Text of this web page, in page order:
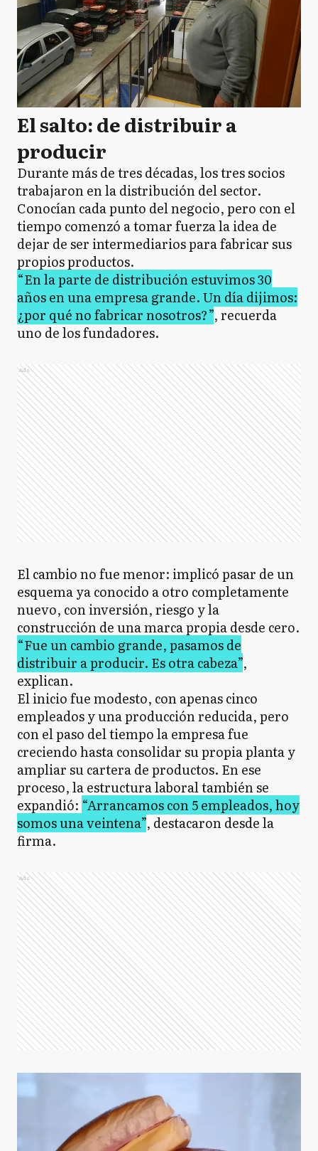
El salto: de distribuir a
producir
Durante más de tres décadas, los tres socios
trabajaron en la distribución del sector.
Conocían cada punto del negocio, pero con el
tiempo comenzó a tomar fuerza la idea de
dejar de ser intermediarios para fabricar sus
propios productos.
“En la parte de distribución estuvimos 30
años en una empresa grande. Un día dijimos:
¿por qué no fabricar nosotros?”, recuerda
uno de los fundadores.
Ads
El cambio no fue menor: implicó pasar de un
esquema ya conocido a otro completamente
nuevo, con inversión, riesgo y la
construcción de una marca propia desde cero.
“Fue un cambio grande, pasamos de
distribuir a producir. Es otra cabeza”,
explican.
El inicio fue modesto, con apenas cinco
empleados y una producción reducida, pero
con el paso del tiempo la empresa fue
creciendo hasta consolidar su propia planta y
ampliar su cartera de productos. En ese
proceso, la estructura laboral también se
expandió: “Arrancamos con 5 empleados, hoy
somos una veintena”, destacaron desde la
firma.
Ads